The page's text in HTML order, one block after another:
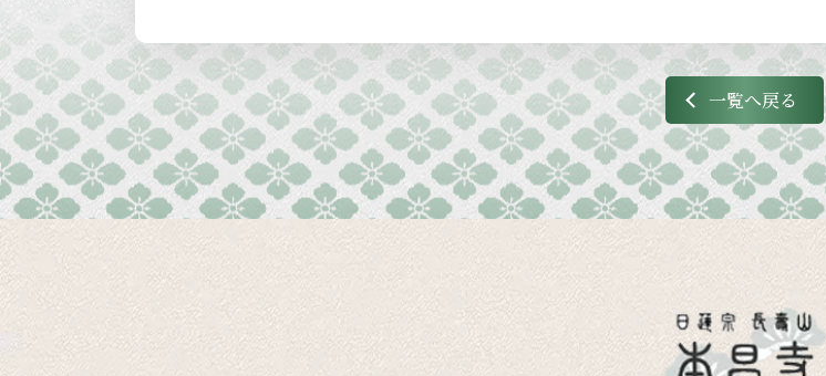
一覧へ戻る